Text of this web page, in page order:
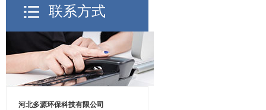
联系方式
河北多源环保科技有限公司